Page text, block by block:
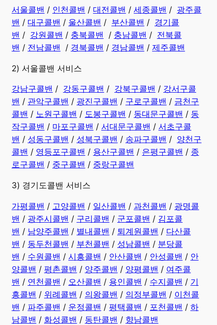
서울콜밴 / 인천콜밴 / 대전콜밴 / 세종콜밴 / 광주콜
밴 / 대구콜밴 / 울산콜밴 / 부산콜밴 / 경기콜
밴 / 강원콜밴 / 충북콜밴 / 충남콜밴 / 전북콜
밴 / 전남콜밴 / 경북콜밴 / 경남콜밴 ​ / 제주콜밴
2) 서울콜밴 서비스
강남구콜밴 / 강동구콜밴 / 강북구콜밴 / 강서구콜
밴 / 관악구콜밴 / 광진구콜밴 / 구로구콜밴 / 금천구
콜밴 / 노원구콜밴 / 도봉구콜밴 / 동대문구콜밴 / 동
작구콜밴 / 마포구콜밴 / 서대문구콜밴 / 서초구콜
밴 / 성동구콜밴 / 성북구콜밴 / 송파구콜밴 / 양천구
콜밴 / 영등포구콜밴 / 용산구콜밴 / 은평구콜밴 / 종
로구콜밴 / 중구콜밴 / 중랑구콜밴
3) 경기도콜밴 서비스
가평콜밴 / 고양콜밴 / 일산콜밴 / 과천콜밴 / 광명콜
밴 / 광주시콜밴 / 구리콜밴 / 군포콜밴 / 김포콜
밴 / 남양주콜밴 / 별내콜밴 / 퇴계원콜밴 / 다산콜
밴 / 동두천콜밴 / 부천콜밴 / 성남콜밴 / 분당콜
밴 / 수원콜밴 / 시흥콜밴 / 안산콜밴 / 안성콜밴 / 안
양콜밴 / 평촌콜밴 / 양주콜밴 / 양평콜밴 / 여주콜
밴 / 연천콜밴 / 오산콜밴 / 용인콜밴 / 수지콜밴 / 기
흥콜밴 / 위례콜밴 / 의왕콜밴 / 의정부콜밴 / 이천콜
밴 / 파주콜밴 / 운정콜밴 / 평택콜밴 / 포천콜밴 / 하
남콜밴 / 화성콜밴 / 동탄콜밴 / 향남콜밴